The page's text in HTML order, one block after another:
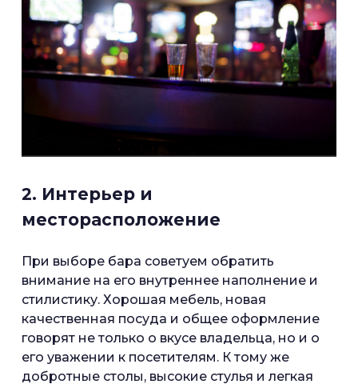
2. Интерьер и
месторасположение
При выборе бара советуем обратить
внимание на его внутреннее наполнение и
стилистику. Хорошая мебель, новая
качественная посуда и общее оформление
говорят не только о вкусе владельца, но и о
его уважении к посетителям. К тому же
добротные столы, высокие стулья и легкая